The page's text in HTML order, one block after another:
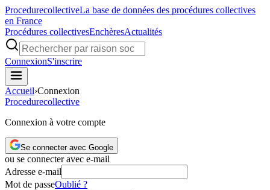
ProcedurecollectiveLa base de données des procédures collectives
en France
Procédures collectivesEnchèresActualités
ConnexionS'inscrire
Accueil›Connexion
Procedurecollective
Connexion à votre compte
Se connecter avec Google
ou se connecter avec e-mail
Adresse e-mail
Mot de passeOublié ?